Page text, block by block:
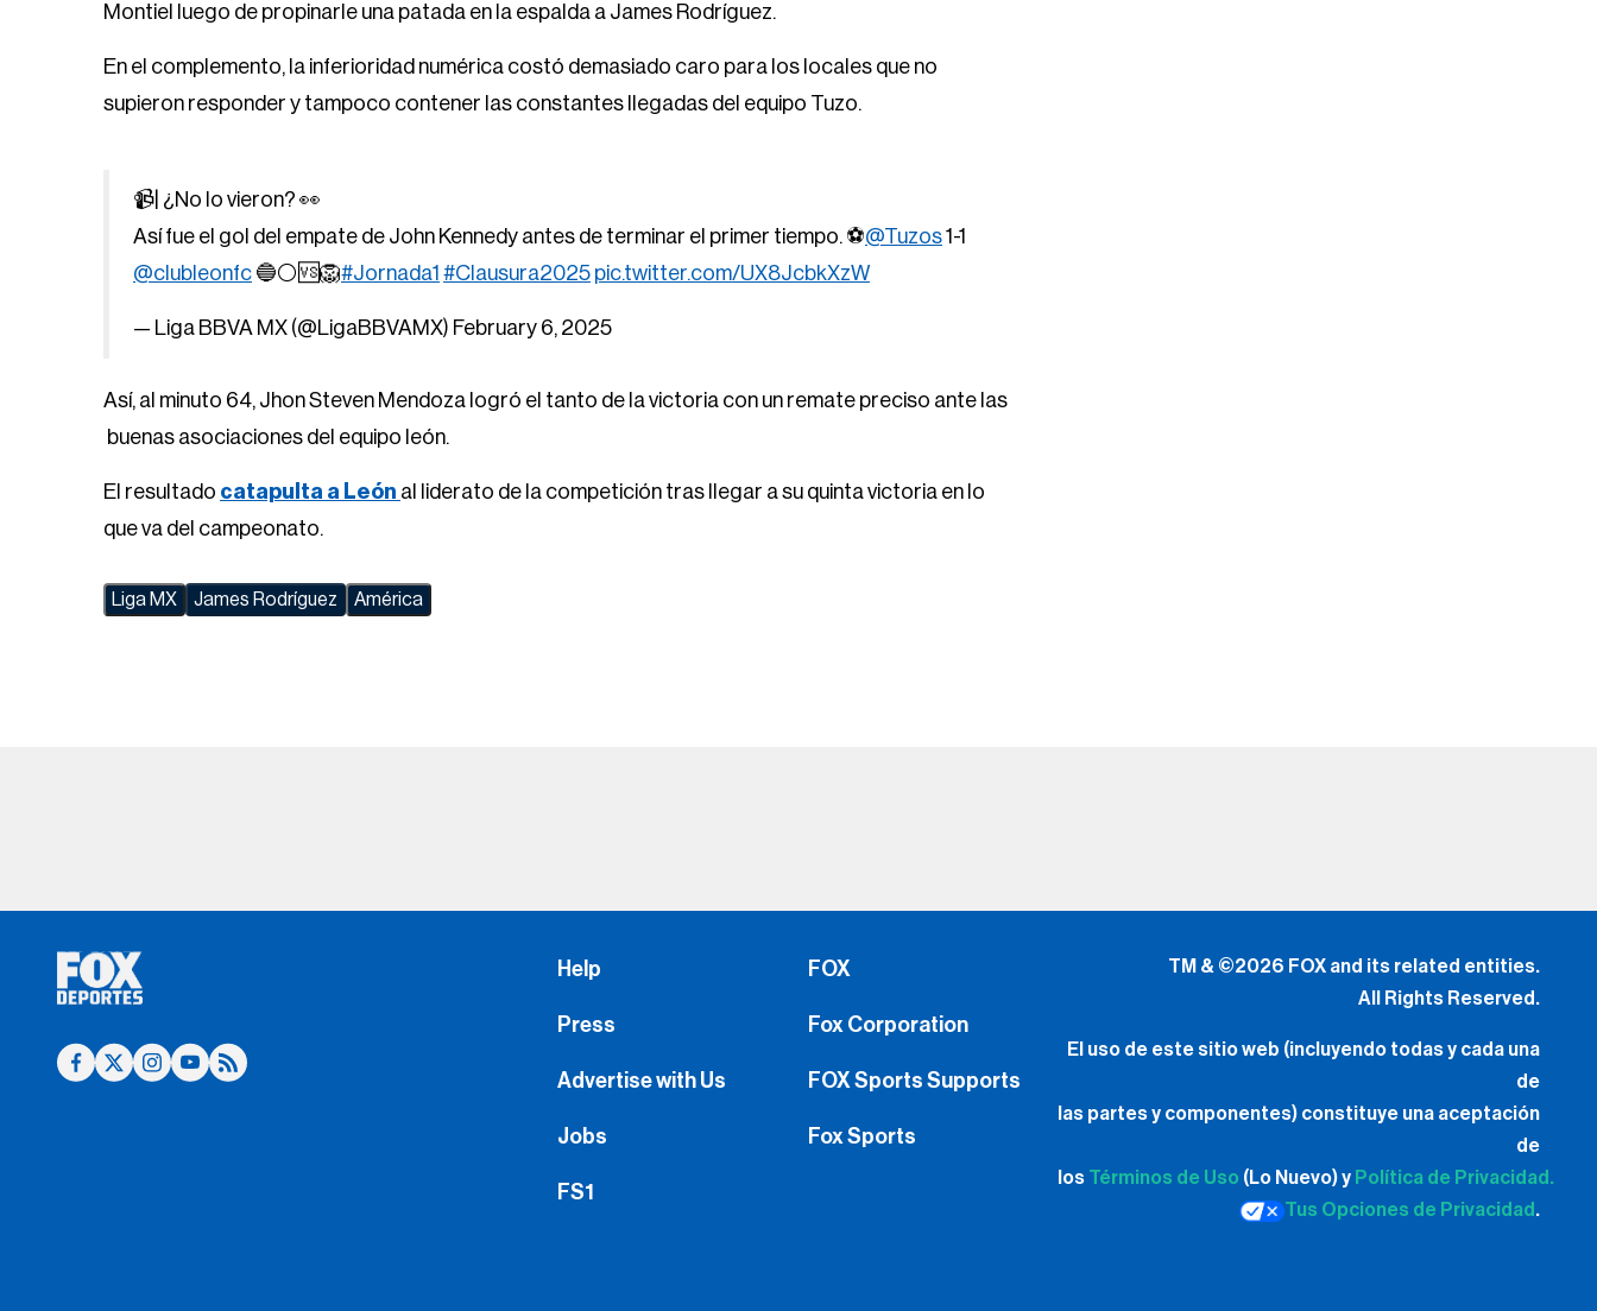
Montiel luego de propinarle una patada en la espalda a James Rodríguez.
En el complemento, la inferioridad numérica costó demasiado caro para los locales que no
supieron responder y tampoco contener las constantes llegadas del equipo Tuzo.
📹| ¿No lo vieron? 👀
Así fue el gol del empate de John Kennedy antes de terminar el primer tiempo. ⚽️@Tuzos1-1
@clubleonfc 🔵⚪️🆚🦁#Jornada1 #Clausura2025 pic.twitter.com/UX8JcbkXzW
— Liga BBVA MX (@LigaBBVAMX) February 6, 2025
Así, al minuto 64, Jhon Steven Mendoza logró el tanto de la victoria con un remate preciso ante las
buenas asociaciones del equipo león.
El resultado catapulta a León al liderato de la competición tras llegar a su quinta victoria en lo
que va del campeonato.
Liga MX James Rodríguez América
Press
Advertise with Us
Jobs
FS1
Fox Corporation
FOX Sports Supports
Fox Sports
de
las partes y componentes) constituye una aceptación
Política de Privacidad.
Tus Opciones de Privacidad